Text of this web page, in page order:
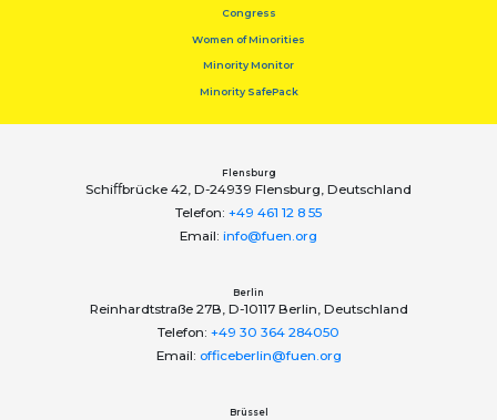
Congress
Women of Minorities
Minority Monitor
Minority SafePack
Flensburg
Schiﬀbrücke 42, D-24939 Flensburg, Deutschland
Telefon: +49 461 12 8 55
Email: info@fuen.org
Berlin
Reinhardtstraße 27B, D-10117 Berlin, Deutschland
Telefon: +49 30 364 284050
Email: officeberlin@fuen.org
Brüssel